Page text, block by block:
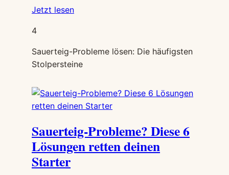
Jetzt lesen:
–
Pause
und
4
Sauerteig-Probleme lösen: Die häufigsten
Stolpersteine
Sauerteig-Probleme? Diese 6
Lösungen retten deinen
Starter